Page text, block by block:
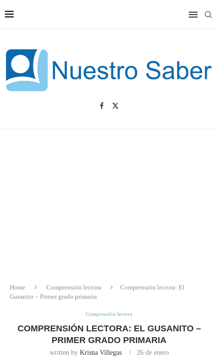
Home Comprensión lectora
Comprensión lectora: El
Gusanito – Primer grado primaria
Comprensión lectora
COMPRENSIÓN LECTORA: EL GUSANITO –
PRIMER GRADO PRIMARIA
written by Krisna Villegas 26 de enero